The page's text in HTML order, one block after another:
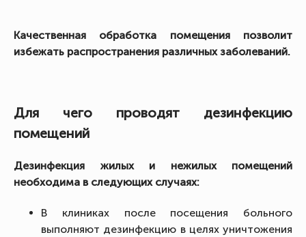
Качественная обработка помещения позволит
избежать распространения различных заболеваний.
Для чего проводят дезинфекцию
помещений
Дезинфекция жилых и нежилых помещений
необходима в следующих случаях:
В клиниках после посещения больного
выполняют дезинфекцию в целях уничтожения